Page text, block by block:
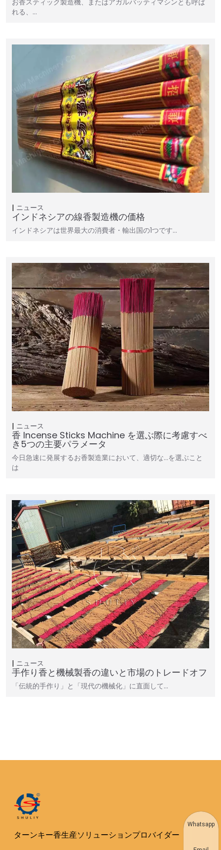
お香スティック製造機、またはアガルバッティマシンとも呼ば
れる、…
ニュース
インドネシアの線香製造機の価格
インドネシアは世界最大の消費者・輸出国の1つです…
ニュース
香 Incense Sticks Machine を選ぶ際に考慮すべ
き5つの主要パラメータ
今日急速に発展するお香製造業において、適切な…を選ぶこと
は
ニュース
手作り香と機械製香の違いと市場のトレードオフ
「伝統的手作り」と「現代の機械化」に直面して…
ターンキー香生産ソリューションプロバイダー
Whatsapp